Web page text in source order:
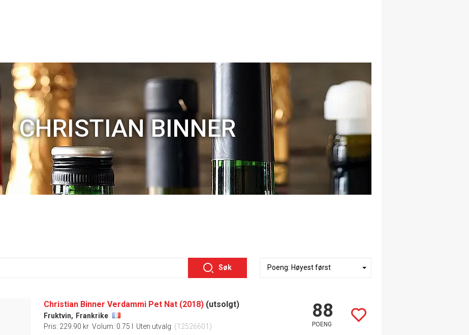
CHRISTIAN BINNER
Søk
Christian Binner Verdammi Pet Nat (2018) (utsolgt)
Fruktvin, Frankrike
Pris: 229.90 kr Volum: 0.75 l Uten utvalg (12526601)
88
POENG